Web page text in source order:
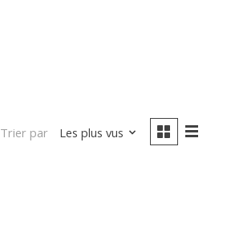
Trier par Les plus vus